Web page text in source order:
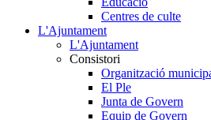
Centres de culte
L'Ajuntament
L'Ajuntament
Consistori
Organització
El Ple
Junta de Govern
Equip de Govern